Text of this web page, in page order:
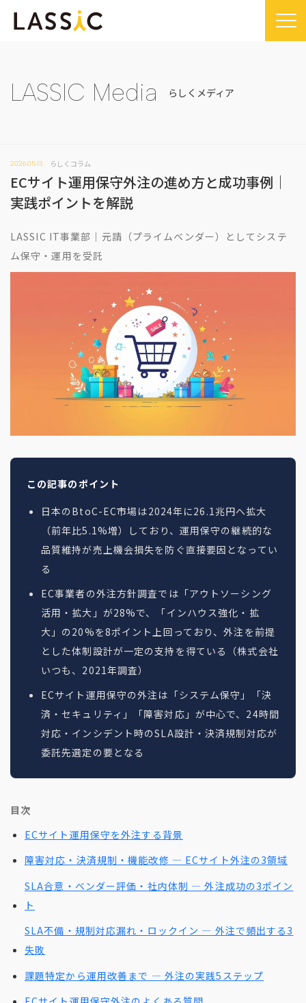
Company
会社概要
代表メッセージ
拠点一覧
Remogu（リモグ）・リラシク
Remoguフリーランス
Sustainability TOP
SDGsに対する取り組み
News TOP
プレスリリース
ニュース
開示情報
ディスクロージャーポリシー
LASSIC Media
テレリモ総研
LASSIC Media らしくメディア
2026.05.13 らしくコラム
ECサイト運用保守外注の進め方と成功事例｜
実践ポイントを解説
LASSIC IT事業部｜元請（プライムベンダー）としてシステ
ム保守・運用を受託
この記事のポイント
日本のBtoC-EC市場は2024年に26.1兆円へ拡大
（前年比5.1%増）しており、運用保守の継続的な
品質維持が売上機会損失を防ぐ直接要因となってい
る
EC事業者の外注方針調査では「アウトソーシング
活用・拡大」が28%で、「インハウス強化・拡
大」の20%を8ポイント上回っており、外注を前提
とした体制設計が一定の支持を得ている（株式会社
いつも、2021年調査）
ECサイト運用保守の外注は「システム保守」「決
済・セキュリティ」「障害対応」が中心で、24時間
対応・インシデント時のSLA設計・決済規制対応が
委託先選定の要となる
目次
ECサイト運用保守を外注する背景
障害対応・決済規制・機能改修 — ECサイト外注の3領域
SLA合意・ベンダー評価・社内体制 — 外注成功の3ポイン
ト
SLA不備・規制対応漏れ・ロックイン — 外注で頻出する3
失敗
課題特定から運用改善まで — 外注の実践5ステップ